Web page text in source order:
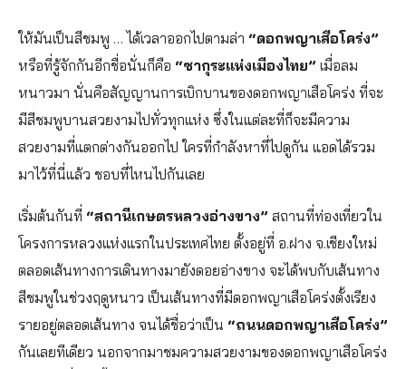
ให้มันเป็นสีชมพู … ได้เวลาออกไปตามล่า “ดอกพญาเสือโคร่ง”
หรือที่รู้จักกันอีกชื่อนั่นก็คือ “ซากุระแห่งเมืองไทย” เมื่อลม
หนาวมา นั่นคือสัญญานการเบิกบานของดอกพญาเสือโคร่ง ที่จะ
มีสีชมพูบานสวยงามไปทั่วทุกแห่ง ซึ่งในแต่ละที่ก็จะมีความ
สวยงามที่แตกต่างกันออกไป ใครที่กำลังหาที่ไปดูกัน แอดได้รวม
มาไว้ที่นี่แล้ว ชอบที่ไหนไปกันเลย
เริ่มต้นกันที่ “สถานีเกษตรหลวงอ่างขาง” สถานที่ท่องเที่ยวใน
โครงการหลวงแห่งแรกในประเทศไทย ตั้งอยู่ที่ อ.ฝาง จ.เชียงใหม่
ตลอดเส้นทางการเดินทางมายังดอยอ่างขาง จะได้พบกับเส้นทาง
สีชมพูในช่วงฤดูหนาว เป็นเส้นทางที่มีดอกพญาเสือโคร่งตั้งเรียง
รายอยู่ตลอดเส้นทาง จนได้ชื่อว่าเป็น “ถนนดอกพญาเสือโคร่ง”
กันเลยทีเดียว นอกจากมาชมความสวยงามของดอกพญาเสือโคร่ง